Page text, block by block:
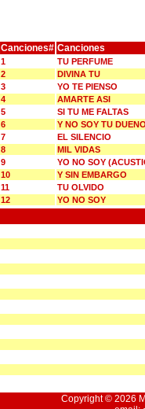
Canciones# Canciones
1
TU PERFUME
2
DIVINA TU
3
YO TE PIENSO
4
AMARTE ASI
5
SI TU ME FALTAS
6
Y NO SOY TU
7
EL SILENCIO
8
MIL VIDAS
9
YO NO SOY
10
Y SIN EMBARGO
11
TU OLVIDO
12 YO NO SOY
Copyright © 2026